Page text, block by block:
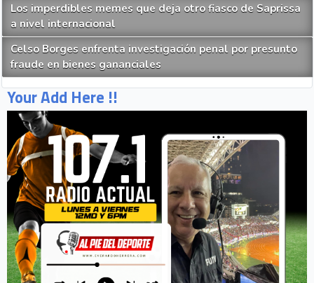
Los imperdibles memes que deja otro fiasco de Saprissa
a nivel internacional
Celso Borges enfrenta investigación penal por presunto
fraude en bienes gananciales
Your Add Here !!